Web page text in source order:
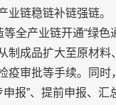
链稳链补链强链。
全产业链开通“绿色
制成品扩大至原材料
疫审批等手续。同时
申报”、提前申报、